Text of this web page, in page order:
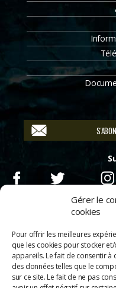
Gérer le
cookies
Pour offrir les meilleures
que les cookies pour stocker
appareils. Le fait de consentir
des données telles que le
sur ce site. Le fait de ne pas